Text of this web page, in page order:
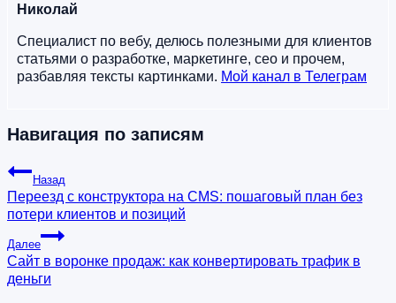
Николай
Специалист по вебу, делюсь полезными для клиентов
статьями о разработке, маркетинге, сео и прочем,
разбавляя тексты картинками. Мой канал в Телеграм
Навигация по записям
Назад
Переезд с конструктора на CMS: пошаговый план без
потери клиентов и позиций
Далее
Сайт в воронке продаж: как конвертировать трафик в
деньги